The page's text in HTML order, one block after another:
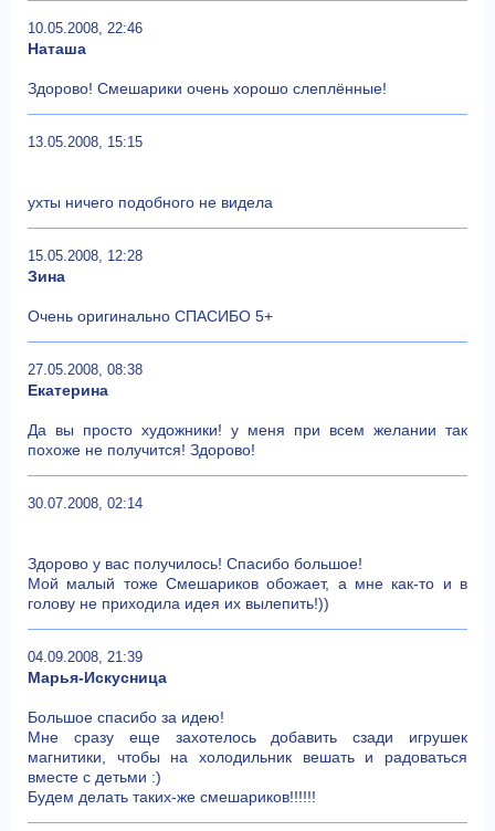
10.05.2008, 22:46
Наташа
Здорово! Смешарики очень хорошо слеплённые!
13.05.2008, 15:15
ухты ничего подобного не видела
15.05.2008, 12:28
Зина
Очень оригинально СПАСИБО 5+
27.05.2008, 08:38
Екатерина
Да вы просто художники! у меня при всем желании так
похоже не получится! Здорово!
30.07.2008, 02:14
Здорово у вас получилось! Спасибо большое!
Мой малый тоже Смешариков обожает, а мне как-то и в
голову не приходила идея их вылепить!))
04.09.2008, 21:39
Марья-Искусница
Большое спасибо за идею!
Мне сразу еще захотелось добавить сзади игрушек
магнитики, чтобы на холодильник вешать и радоваться
вместе с детьми :)
Будем делать таких-же смешариков!!!!!!